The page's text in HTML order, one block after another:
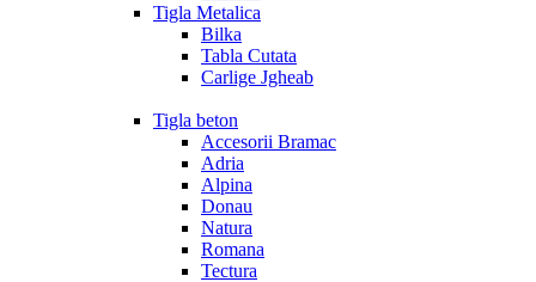
Tigla Metalica
Bilka
Tabla Cutata
Carlige Jgheab
Tigla beton
Accesorii Bramac
Adria
Alpina
Donau
Natura
Romana
Tectura